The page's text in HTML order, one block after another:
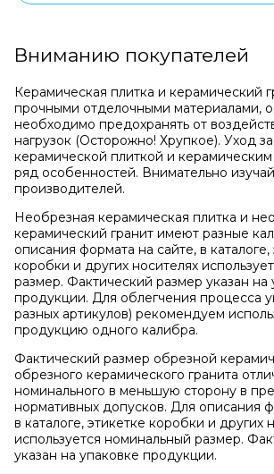
Вниманию покупателей
Керамическая плитка и керамический
прочными отделочными материалами,
необходимо предохранять от
нагрузок (Осторожно! Хрупкое). Уход за
керамической плиткой и
ряд особенностей. Внимательно
производителей.
Необрезная керамическая плитка и
керамический гранит имеют разные
описания формата на сайте, в каталоге,
коробки и других носителях
размер. Фактический размер указан на
продукции. Для облегчения процесса
разных артикулов) рекомендуем
продукцию одного калибра.
Фактический размер обрезной
обрезного керамического гранита
номинального в меньшую сторону в
нормативных допусков. Для описания
в каталоге, этикетке коробки и других
используется номинальный размер.
указан на упаковке продукции.